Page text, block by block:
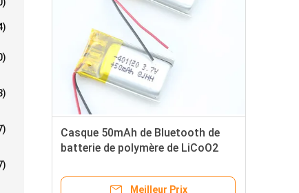
Casque 50mAh de Bluetooth de
batterie de polymère de LiCoO2
Meilleur Prix